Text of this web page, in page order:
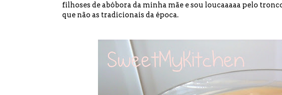
filhoses de abóbora da minha mãe e sou loucaaaaa pelo
que não as tradicionais da época.